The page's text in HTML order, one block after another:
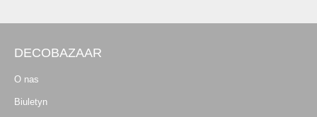
DECOBAZAAR
O nas
Biuletyn